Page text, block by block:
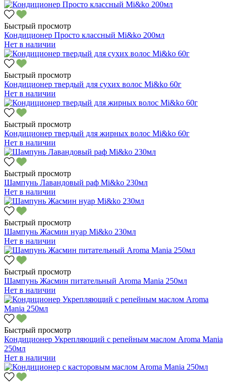
Быстрый просмотр
Кондиционер Просто классный Mi&ko 200мл
Нет в наличии
Быстрый просмотр
Кондиционер твердый для сухих волос Mi&ko 60г
Нет в наличии
Быстрый просмотр
Кондиционер твердый для жирных волос Mi&ko 60г
Нет в наличии
Быстрый просмотр
Шампунь Лавандовый раф Mi&ko 230мл
Нет в наличии
Быстрый просмотр
Шампунь Жасмин нуар Mi&ko 230мл
Нет в наличии
Быстрый просмотр
Шампунь Жасмин питательный Aroma Mania 250мл
Нет в наличии
Быстрый просмотр
Кондиционер Укрепляющий с репейным маслом Aroma Mania
250мл
Нет в наличии